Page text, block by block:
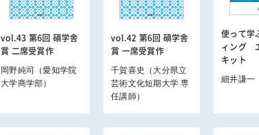
vol.43 第6回 碩学舎
賞 二席受賞作
岡野純司（愛知学院
大学商学部）
vol.42 第6回 碩学舎
賞 一席受賞作
千賀喜史（大分県立
芸術文化短期大学 専
任講師）
使って学
ィング
キット
細井謙一